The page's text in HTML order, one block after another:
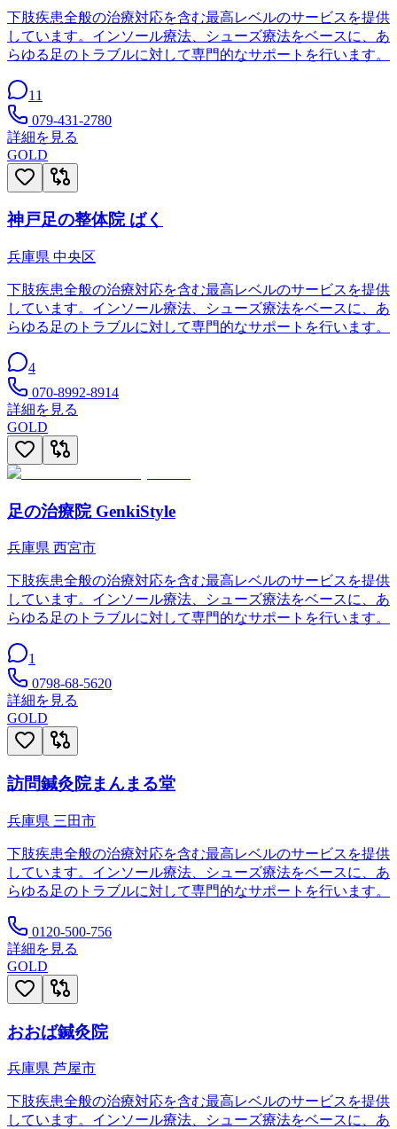
下肢疾患全般の治療対応を含む最高レベルのサービスを提供
しています。インソール療法、シューズ療法をベースに、あ
らゆる足のトラブルに対して専門的なサポートを行います。
11
079-431-2780
詳細を見る
GOLD
神戸足の整体院 ばく
兵庫県 中央区
下肢疾患全般の治療対応を含む最高レベルのサービスを提供
しています。インソール療法、シューズ療法をベースに、あ
らゆる足のトラブルに対して専門的なサポートを行います。
4
070-8992-8914
詳細を見る
GOLD
足の治療院 GenkiStyle
兵庫県 西宮市
下肢疾患全般の治療対応を含む最高レベルのサービスを提供
しています。インソール療法、シューズ療法をベースに、あ
らゆる足のトラブルに対して専門的なサポートを行います。
1
0798-68-5620
詳細を見る
GOLD
訪問鍼灸院まんまる堂
兵庫県 三田市
下肢疾患全般の治療対応を含む最高レベルのサービスを提供
しています。インソール療法、シューズ療法をベースに、あ
らゆる足のトラブルに対して専門的なサポートを行います。
0120-500-756
詳細を見る
GOLD
おおば鍼灸院
兵庫県 芦屋市
下肢疾患全般の治療対応を含む最高レベルのサービスを提供
しています。インソール療法、シューズ療法をベースに、あ